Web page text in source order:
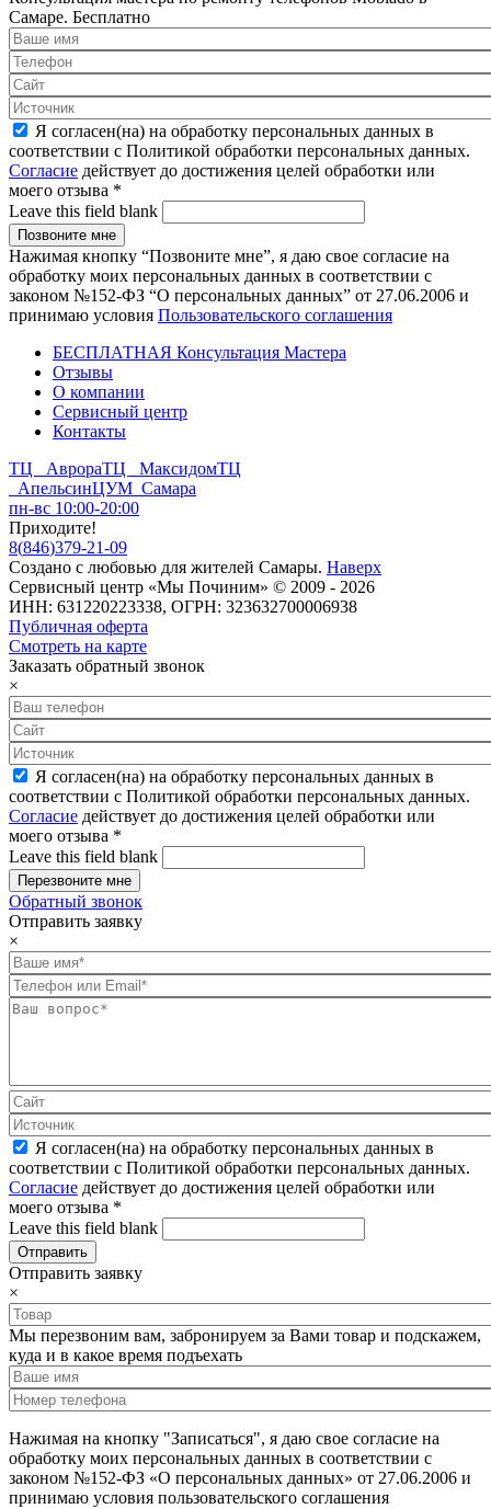
Самаре. Бесплатно
Я согласен(на) на обработку персональных данных в
соответствии с Политикой обработки персональных данных.
Согласие действует до достижения целей обработки или
моего отзыва *
Leave this field blank
Нажимая кнопку “Позвоните мне”, я даю свое согласие на
обработку моих персональных данных в соответствии с
законом №152-ФЗ “О персональных данных” от 27.06.2006 и
принимаю условия Пользовательского соглашения
БЕСПЛАТНАЯ Консультация Мастера
Отзывы
О компании
Сервисный центр
Контакты
ТЦ АврораТЦ МаксидомТЦ
АпельсинЦУМ Самара
пн-вс 10:00-20:00
Приходите!
8(846)379-21-09
Создано с любовью для жителей Самары. Наверх
Сервисный центр «Мы Починим» © 2009 - 2026
ИНН: 631220223338, ОГРН: 323632700006938
Публичная оферта
Смотреть на карте
Заказать обратный звонок
×
Я согласен(на) на обработку персональных данных в
соответствии с Политикой обработки персональных данных.
Согласие действует до достижения целей обработки или
моего отзыва *
Leave this field blank
Обратный звонок
Отправить заявку
×
Я согласен(на) на обработку персональных данных в
соответствии с Политикой обработки персональных данных.
Согласие действует до достижения целей обработки или
моего отзыва *
Leave this field blank
Отправить заявку
×
Мы перезвоним вам, забронируем за Вами товар и подскажем,
куда и в какое время подъехать
Нажимая на кнопку "Записаться", я даю свое согласие на
обработку моих персональных данных в соответствии с
законом №152-ФЗ «О персональных данных» от 27.06.2006 и
принимаю условия пользовательского соглашения